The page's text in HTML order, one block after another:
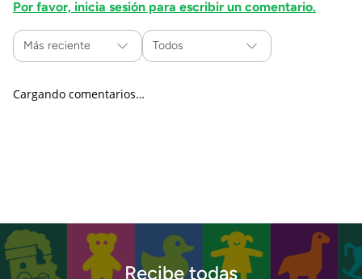
Por favor, inicia sesión para escribir un comentario.
Más reciente Todos
Cargando comentarios…
Recibe todas